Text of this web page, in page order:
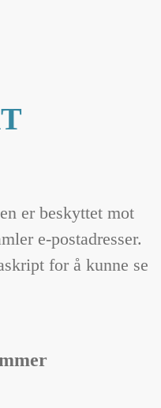
er beskyttet mot
e-postadresser.
for å kunne se